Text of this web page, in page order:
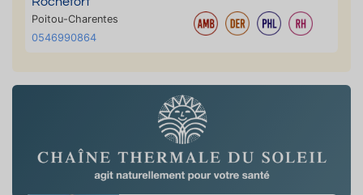
Poitou-Charentes
0546990864